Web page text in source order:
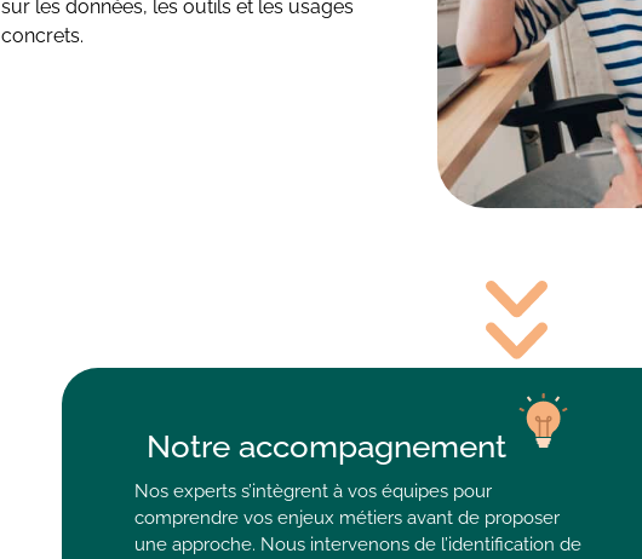
sur les données, les outils et les usages
concrets.
Notre accompagnement
Nos experts s’intègrent à vos équipes pour
comprendre vos enjeux métiers avant de proposer
une approche. Nous intervenons de l’identification de